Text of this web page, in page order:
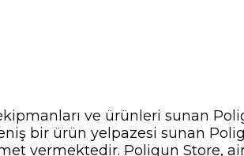
ve ürünleri sunan
bir ürün yelpazesi sunan
vermektedir. Poligun Store,